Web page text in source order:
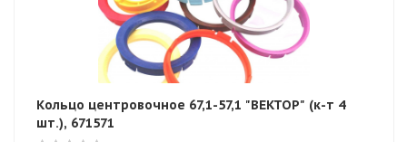
Кольцо центровочное 67,1-57,1 "ВЕКТОР" (к-т 4
шт.), 671571